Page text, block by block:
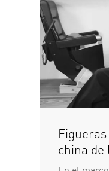
china de